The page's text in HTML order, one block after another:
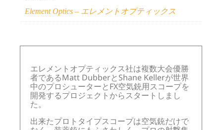
Element Optics – エレメントオプティックス
エレメントオプティックス社は複数大会優勝
者であるMatt DubberとShane Kellerが世界
中のプロシューターとFX空気銃用スコープを
開発するプロジェクトからスタートしまし
た。
出来たプロトタイプスコープは空気銃だけで